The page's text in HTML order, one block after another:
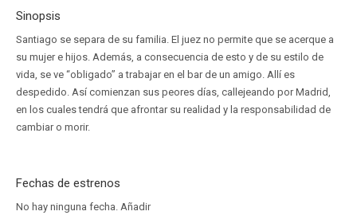
Sinopsis
Santiago se separa de su familia. El juez no permite que se acerque a
su mujer e hijos. Además, a consecuencia de esto y de su estilo de
vida, se ve “obligado” a trabajar en el bar de un amigo. Allí es
despedido. Así comienzan sus peores días, callejeando por Madrid,
en los cuales tendrá que afrontar su realidad y la responsabilidad de
cambiar o morir.
Fechas de estrenos
No hay ninguna fecha. Añadir